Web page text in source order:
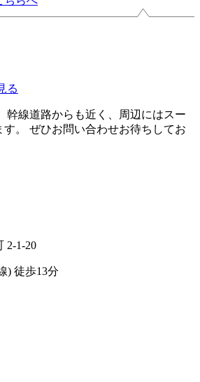
る
幹線道路からも近く、周辺にはスー
。 ぜひお問い合わせお待ちしてお
2-1-20
) 徒歩13分